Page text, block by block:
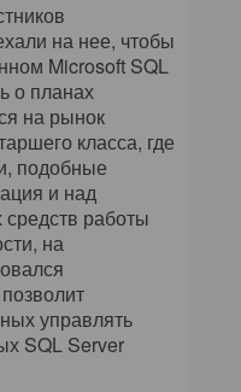
на нее, чтобы
Microsoft SQL
о планах
на рынок
класса, где
подобные
и над
работы
на
управлять
SQL Server